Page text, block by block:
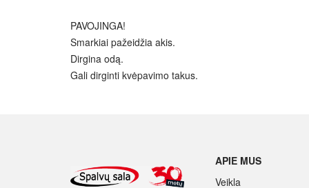
PAVOJINGA!
Smarkiai pažeidžia akis.
Dirgina odą.
Gali dirginti kvėpavimo takus.
APIE MUS
Veikla